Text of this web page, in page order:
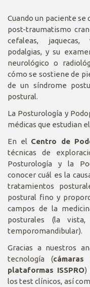
Cuando un paciente se
post-traumatismo
cefaleas, jaquecas,
podalgias, y su
neurológico o
cómo se sostiene de
de un síndrome
postural.
La Posturología y
médicas que estudian
En el Centro de
técnicas de
Posturología y la
conocer cuál es la
tratamientos
postural fino y
campos de la
posturales (la
temporomandibular).
Gracias a nuestros
tecnología (cámaras
plataformas ISSPRO)
los test clínicos, así